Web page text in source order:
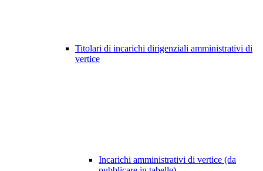
Titolari di incarichi dirigenziali amministrativi di
vertice
Incarichi amministrativi di vertice (da